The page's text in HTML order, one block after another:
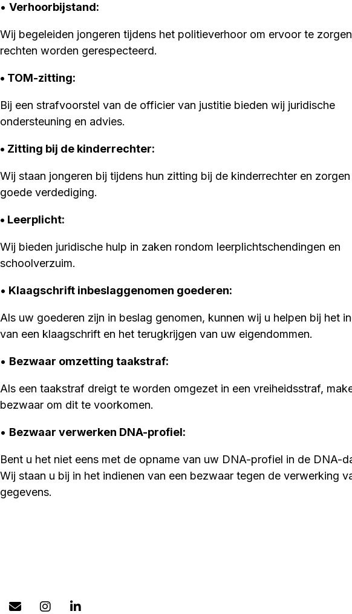
• Verhoorbijstand:
Wij begeleiden jongeren tijdens het politieverhoor om ervoor te
rechten worden gerespecteerd.
• TOM-zitting:
Bij een strafvoorstel van de officier van justitie bieden wij juridische
ondersteuning en advies.
• Zitting bij de kinderrechter:
Wij staan jongeren bij tijdens hun zitting bij de kinderrechter en
goede verdediging.
• Leerplicht:
Wij bieden juridische hulp in zaken rondom leerplichtschendingen en
schoolverzuim.
• Klaagschrift inbeslaggenomen goederen:
Als uw goederen zijn in beslag genomen, kunnen wij u helpen bij het
van een klaagschrift en het terugkrijgen van uw eigendommen.
• Bezwaar omzetting taakstraf:
Als een taakstraf dreigt te worden omgezet in een vreiheidsstraf,
bezwaar om dit te voorkomen.
• Bezwaar verwerken DNA-profiel:
Bent u het niet eens met de opname van uw DNA-profiel in de DNA-
Wij staan u bij in het indienen van een bezwaar tegen de verwerking
gegevens.